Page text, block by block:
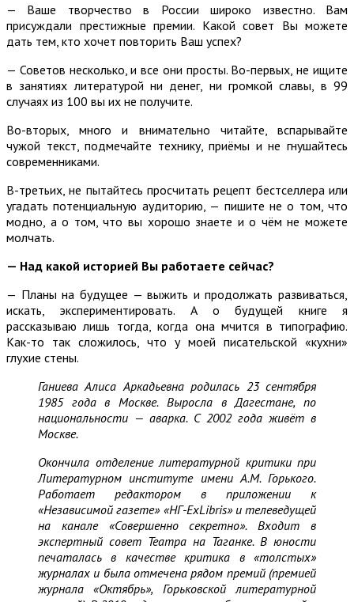
— Ваше творчество в России широко известно. Вам
присуждали престижные премии. Какой совет Вы можете
дать тем, кто хочет повторить Ваш успех?
— Советов несколько, и все они просты. Во-первых, не ищите
в занятиях литературой ни денег, ни громкой славы, в 99
случаях из 100 вы их не получите.
Во-вторых, много и внимательно читайте, вспарывайте
чужой текст, подмечайте технику, приёмы и не гнушайтесь
современниками.
В-третьих, не пытайтесь просчитать рецепт бестселлера или
угадать потенциальную аудиторию, — пишите не о том, что
модно, а о том, что вы хорошо знаете и о чём не можете
молчать.
— Над какой историей Вы работаете сейчас?
— Планы на будущее — выжить и продолжать развиваться,
искать, экспериментировать. А о будущей книге я
рассказываю лишь тогда, когда она мчится в типографию.
Как-то так сложилось, что у моей писательской «кухни»
глухие стены.
Ганиева Алиса Аркадьевна родилась 23 сентября
1985 года в Москве. Выросла в Дагестане, по
национальности — аварка. С 2002 года живёт в
Москве.
Окончила отделение литературной критики при
Литературном институте имени А.М. Горького.
Работает редактором в приложении к
«Независимой газете» «НГ-ExLibris» и телеведущей
на канале «Совершенно секретно». Входит в
экспертный совет Театра на Таганке. В юности
печаталась в качестве критика в «толстых»
журналах и была отмечена рядом премий (премией
журнала «Октябрь», Горьковской литературной